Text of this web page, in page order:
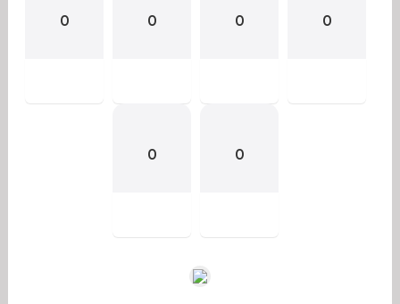
0 0 0 0
0 0